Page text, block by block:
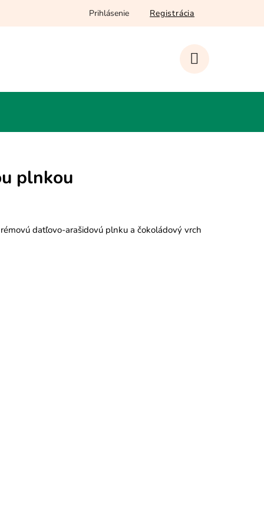
Prihlásenie Registrácia
NÁKUPNÝ
plnkou
datľovo-arašidovú plnku a čokoládový vrch